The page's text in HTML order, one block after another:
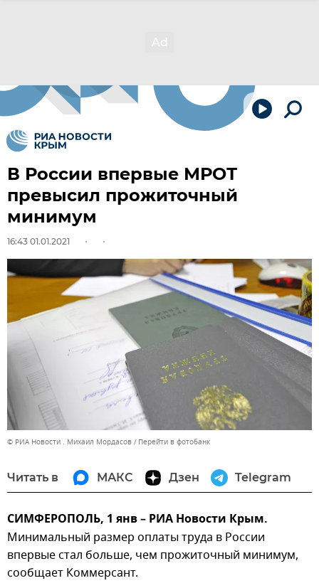
В России впервые МРОТ
превысил прожиточный
минимум
16:43 01.01.2021
© РИА Новости . Михаил Мордасов Перейти в фотобанк
Читать в МАКС Дзен Telegram
СИМФЕРОПОЛЬ, 1 янв – РИА Новости Крым.
Минимальный размер оплаты труда в России
впервые стал больше, чем прожиточный минимум,
сообщает Коммерсант.